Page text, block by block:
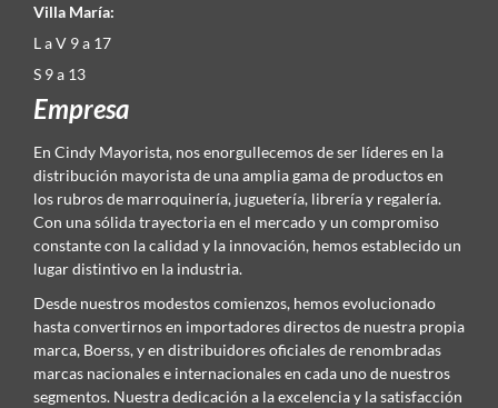
Villa María:
L a V 9 a 17
S 9 a 13
Empresa
En Cindy Mayorista, nos enorgullecemos de ser líderes en la
distribución mayorista de una amplia gama de productos en
los rubros de marroquinería, juguetería, librería y regalería.
Con una sólida trayectoria en el mercado y un compromiso
constante con la calidad y la innovación, hemos establecido un
lugar distintivo en la industria.
Desde nuestros modestos comienzos, hemos evolucionado
hasta convertirnos en importadores directos de nuestra propia
marca, Boerss, y en distribuidores oficiales de renombradas
marcas nacionales e internacionales en cada uno de nuestros
segmentos. Nuestra dedicación a la excelencia y la satisfacción